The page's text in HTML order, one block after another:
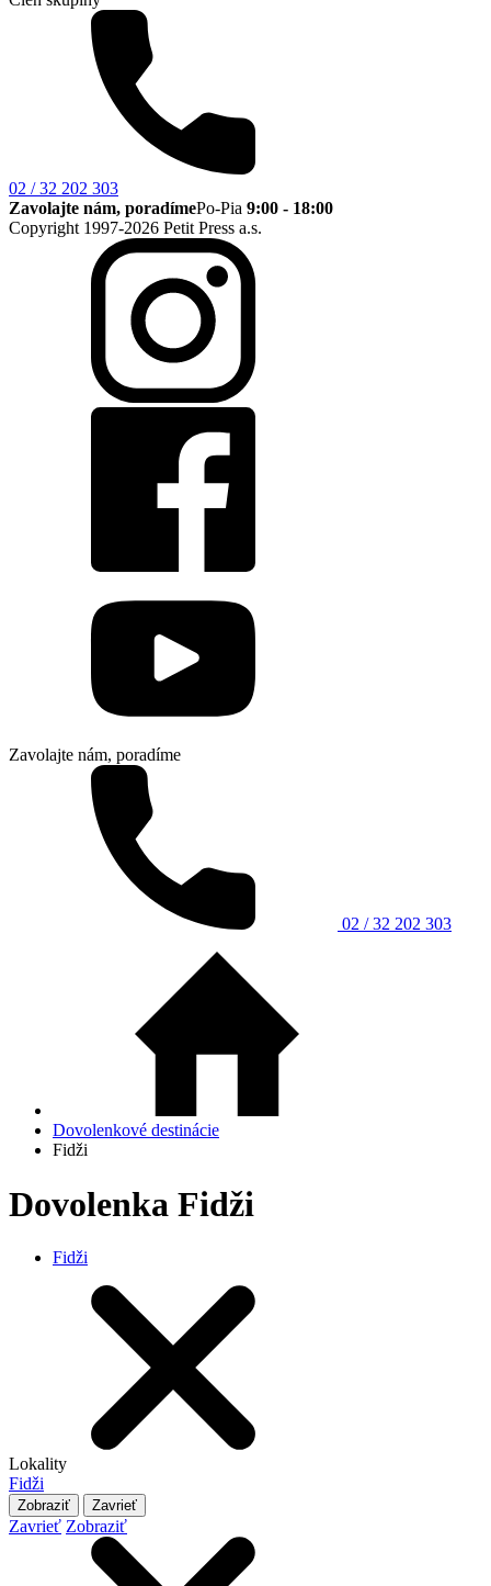
02 / 32 202 303
Zavolajte nám, poradímePo-Pia 9:00 - 18:00
Copyright 1997-2026 Petit Press a.s.
Zavolajte nám, poradíme
02 / 32 202 303
Dovolenkové destinácie
Fidži
Dovolenka Fidži
Fidži
Lokality
Fidži
Zobraziť Zavrieť
Zavrieť Zobraziť